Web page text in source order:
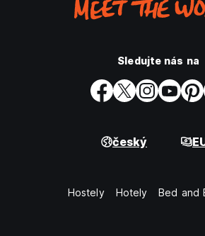
Sledujte nás na
český
Hostely Hotely Bed and